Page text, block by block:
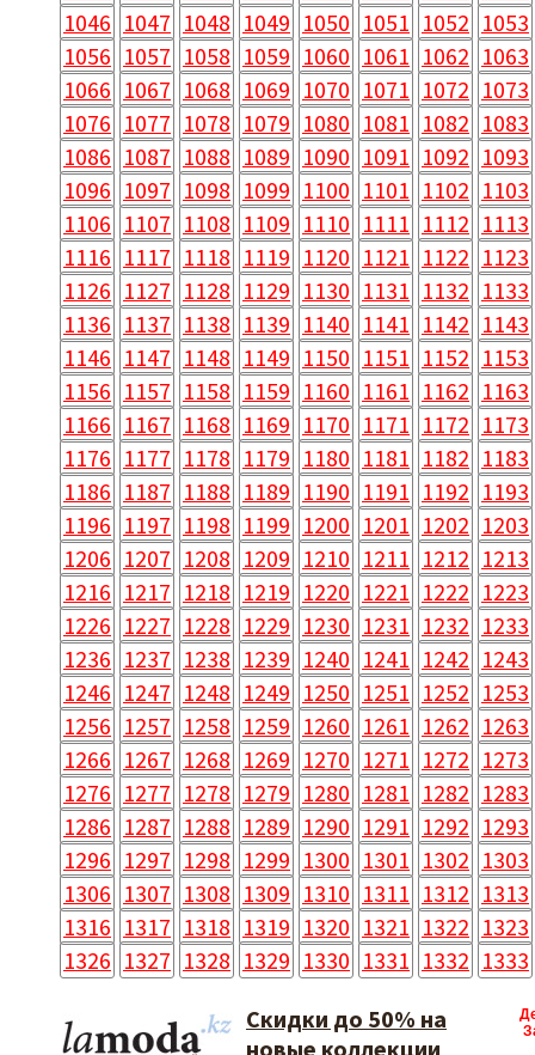
1046 1047 1048 1049 1050 1051 1052 1053
1056 1057 1058 1059 1060 1061 1062 1063
1066 1067 1068 1069 1070 1071 1072 1073
1076 1077 1078 1079 1080 1081 1082 1083
1086 1087 1088 1089 1090 1091 1092 1093
1096 1097 1098 1099 1100 1101 1102 1103
1106 1107 1108 1109 1110 1111 1112 1113
1116 1117 1118 1119 1120 1121 1122 1123
1126 1127 1128 1129 1130 1131 1132 1133
1136 1137 1138 1139 1140 1141 1142 1143
1146 1147 1148 1149 1150 1151 1152 1153
1156 1157 1158 1159 1160 1161 1162 1163
1166 1167 1168 1169 1170 1171 1172 1173
1176 1177 1178 1179 1180 1181 1182 1183
1186 1187 1188 1189 1190 1191 1192 1193
1196 1197 1198 1199 1200 1201 1202 1203
1206 1207 1208 1209 1210 1211 1212 1213
1216 1217 1218 1219 1220 1221 1222 1223
1226 1227 1228 1229 1230 1231 1232 1233
1236 1237 1238 1239 1240 1241 1242 1243
1246 1247 1248 1249 1250 1251 1252 1253
1256 1257 1258 1259 1260 1261 1262 1263
1266 1267 1268 1269 1270 1271 1272 1273
1276 1277 1278 1279 1280 1281 1282 1283
1286 1287 1288 1289 1290 1291 1292 1293
1296 1297 1298 1299 1300 1301 1302 1303
1306 1307 1308 1309 1310 1311 1312 1313
1316 1317 1318 1319 1320 1321 1322 1323
1326 1327 1328 1329 1330 1331 1332 1333
Cкидки до 50% на
новые коллекции​